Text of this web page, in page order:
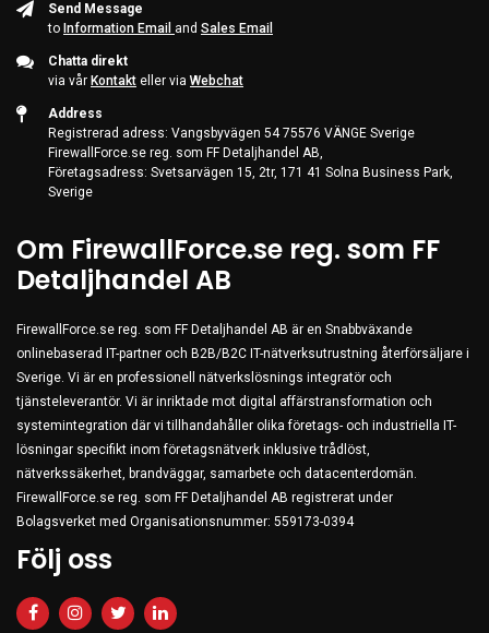
Send Message
to Information Email and Sales Email
Chatta direkt
via vår Kontakt eller via Webchat
Address
Registrerad adress: Vangsbyvägen 54 75576 VÄNGE Sverige
FirewallForce.se reg. som FF Detaljhandel AB,
Företagsadress: Svetsarvägen 15, 2tr, 171 41 Solna Business Park,
Sverige
Om FirewallForce.se reg. som FF
Detaljhandel AB
FirewallForce.se reg. som FF Detaljhandel AB är en Snabbväxande
onlinebaserad IT-partner och B2B/B2C IT-nätverksutrustning återförsäljare i
Sverige. Vi är en professionell nätverkslösnings integratör och
tjänsteleverantör. Vi är inriktade mot digital affärstransformation och
systemintegration där vi tillhandahåller olika företags- och industriella IT-
lösningar specifikt inom företagsnätverk inklusive trådlöst,
nätverkssäkerhet, brandväggar, samarbete och datacenterdomän.
FirewallForce.se reg. som FF Detaljhandel AB registrerat under
Bolagsverket med Organisationsnummer: 559173-0394
Följ oss